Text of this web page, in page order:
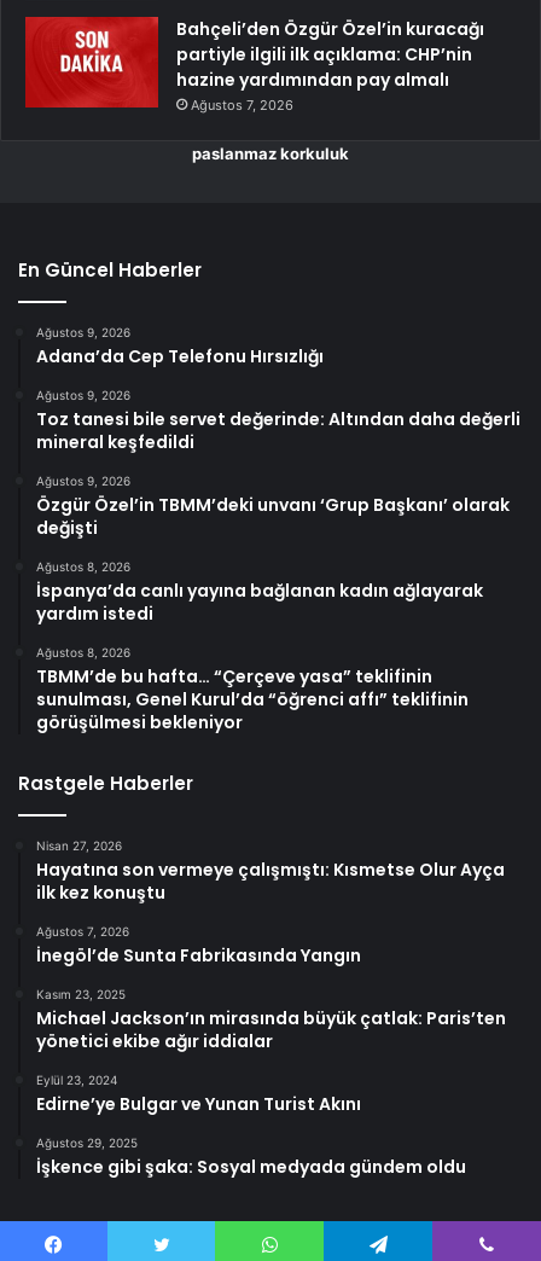
Bahçeli’den Özgür Özel’in kuracağı
partiyle ilgili ilk açıklama: CHP’nin
hazine yardımından pay almalı
Ağustos 7, 2026
paslanmaz korkuluk
En Güncel Haberler
Ağustos 9, 2026
Adana’da Cep Telefonu Hırsızlığı
Ağustos 9, 2026
Toz tanesi bile servet değerinde: Altından daha değerli
mineral keşfedildi
Ağustos 9, 2026
Özgür Özel’in TBMM’deki unvanı ‘Grup Başkanı’ olarak
değişti
Ağustos 8, 2026
İspanya’da canlı yayına bağlanan kadın ağlayarak
yardım istedi
Ağustos 8, 2026
TBMM’de bu hafta… “Çerçeve yasa” teklifinin
sunulması, Genel Kurul’da “öğrenci affı” teklifinin
görüşülmesi bekleniyor
Rastgele Haberler
Nisan 27, 2026
Hayatına son vermeye çalışmıştı: Kısmetse Olur Ayça
ilk kez konuştu
Ağustos 7, 2026
İnegöl’de Sunta Fabrikasında Yangın
Kasım 23, 2025
Michael Jackson’ın mirasında büyük çatlak: Paris’ten
yönetici ekibe ağır iddialar
Eylül 23, 2024
Edirne’ye Bulgar ve Yunan Turist Akını
Ağustos 29, 2025
İşkence gibi şaka: Sosyal medyada gündem oldu